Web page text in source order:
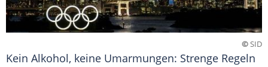
©SID
Kein Alkohol, keine Umarmungen: Strenge Regeln